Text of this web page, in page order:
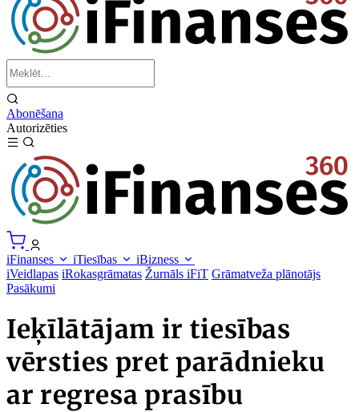
Abonēšana
Autorizēties
iFinanses iTiesības
iBizness
iVeidlapas iRokasgrāmatas Žurnāls iFiT Grāmatveža plānotājs
Pasākumi
Ieķīlātājam ir tiesības
vērsties pret parādnieku
ar regresa prasību